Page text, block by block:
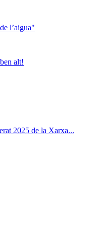
l’aigua"
alt!
2025 de la Xarxa...